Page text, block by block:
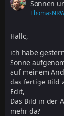
Sonnen
Hallo,
ich habe
Sonne
auf meinem
das fertige Bild
Edit,
Das Bild in der
mehr da?